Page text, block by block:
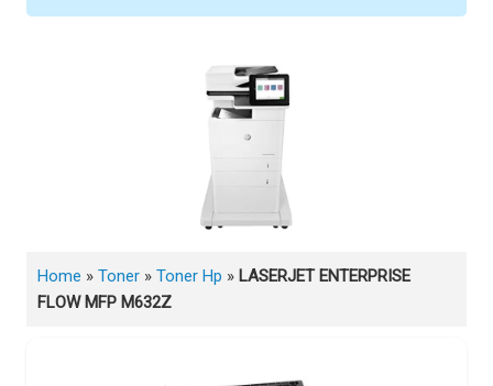
Home » Toner » Toner Hp » LASERJET ENTERPRISE
FLOW MFP M632Z